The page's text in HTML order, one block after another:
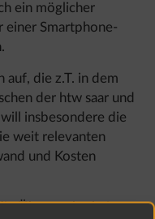
ein möglicher
einer Smartphone-
auf, die z.T. in dem
der htw saar und
insbesondere die
weit relevanten
und Kosten
Übertragbarkeit